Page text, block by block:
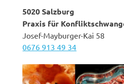
5020 Salzburg
Praxis für
Josef-Mayburger-Kai 58
0676 913 49 34